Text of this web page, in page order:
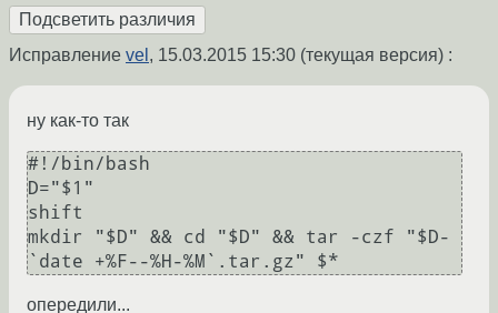
Исправление vel , 15.03.2015 15:30 (текущая версия) :
ну как-то так
#!/bin/bash
D="$1"
shift
mkdir "$D" && cd "$D" && tar -czf "$D-
опередили...